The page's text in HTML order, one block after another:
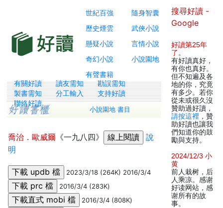
世紀百強
隨身智囊
歷史煙雲
武俠小說
懸疑小說
言情小說
奇幻小說
小說園地
有聲書籍
有關好讀 讀友需知
勘誤需知
製書需知
分工輸入
支持好讀
聯絡好讀
小說園地 書目
喬治．歐威爾 《一九八四》
說
明
2023/3/18 (264K) 2016/3/4
2016/3/4 (283K)
2016/3/4 (808K)
搜尋好讀 -
Google
好讀第25年
了 。
有好讀真好，
有你也真好。
但不知遍及各
地的你，究竟
有多少。若你
從未或很久沒
贊助過好讀，
請按這裡 ，贊
助好讀也讓我
們知道你的鼓
勵與支持。
2024/12/3 小
黄
前人栽树，后
人乘凉。感谢
好读网站，感
谢所有的故
事。